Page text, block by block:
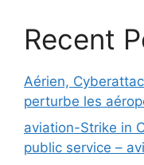
Recent
Aérien,
perturbe les
aviation-Strike in
public service –